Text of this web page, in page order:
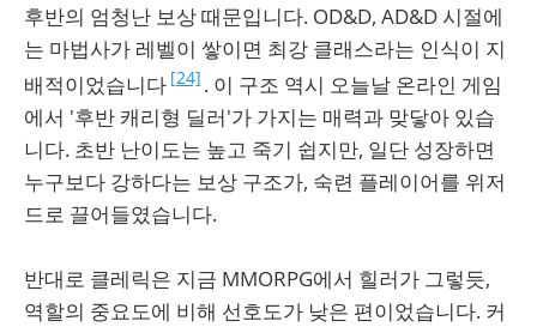
후반의 엄청난 보상 때문입니다. OD&D, AD&D 시절에
는 마법사가 레벨이 쌓이면 최강 클래스라는 인식이 지
배적이었습니다 [24] . 이 구조 역시 오늘날 온라인 게임
에서 '후반 캐리형 딜러'가 가지는 매력과 맞닿아 있습
니다. 초반 난이도는 높고 죽기 쉽지만, 일단 성장하면
누구보다 강하다는 보상 구조가, 숙련 플레이어를 위저
드로 끌어들였습니다.
반대로 클레릭은 지금 MMORPG에서 힐러가 그렇듯,
역할의 중요도에 비해 선호도가 낮은 편이었습니다. 커